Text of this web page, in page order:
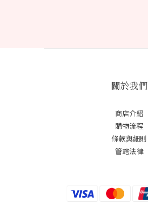
關於我們
商店介紹
購物流程
條款與細則
管轄法律